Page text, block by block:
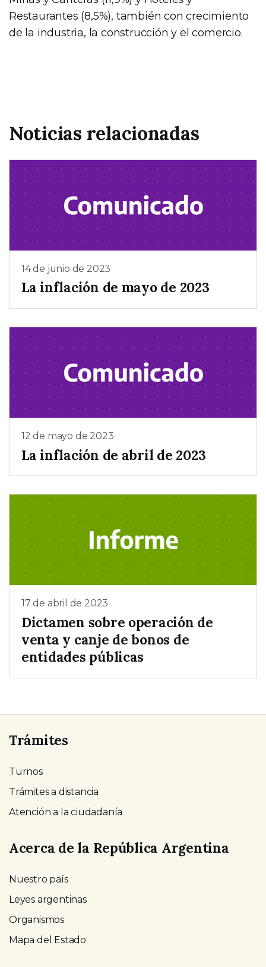
Restaurantes (8,5%), también con crecimiento
de la industria, la construcción y el comercio.
Noticias relacionadas
14 de junio de 2023
La inflación de mayo de 2023
12 de mayo de 2023
La inflación de abril de 2023
17 de abril de 2023
Dictamen sobre operación de
venta y canje de bonos de
entidades públicas
Trámites
Turnos
Trámites a distancia
Atención a la ciudadanía
Acerca de la República Argentina
Nuestro país
Leyes argentinas
Organismos
Mapa del Estado